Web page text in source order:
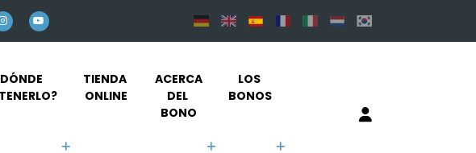
TIENDA
ONLINE
ACERCA
DEL
BONO
LOS
BONOS